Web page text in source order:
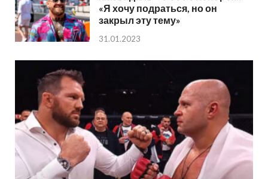
«Я хочу подраться, но он
закрыл эту тему»
31.01.2023